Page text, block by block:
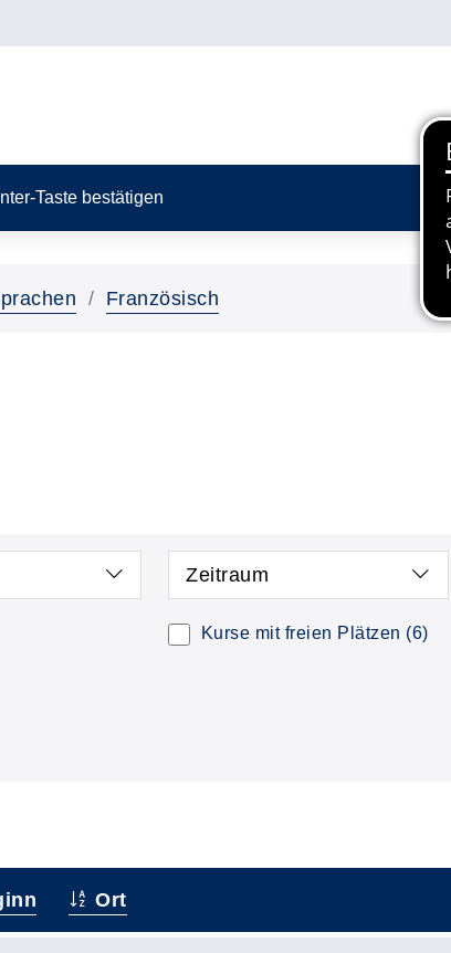
Enter-Taste bestätigen
Französisch
Zeitraum
Kurse mit freien Plätzen (6)
Ort